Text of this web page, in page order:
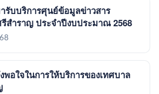
รับบริการศุนย์ข้อมูลข่าวสาร
สำราญ ประจำปีงบประมาณ 2568
พอใจในการให้บริการของเทศบาล